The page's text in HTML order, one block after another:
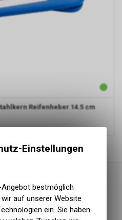
Reifenheber 14.5 cm
Einstellungen
bestmöglich
auf unserer Website
ein. Sie haben